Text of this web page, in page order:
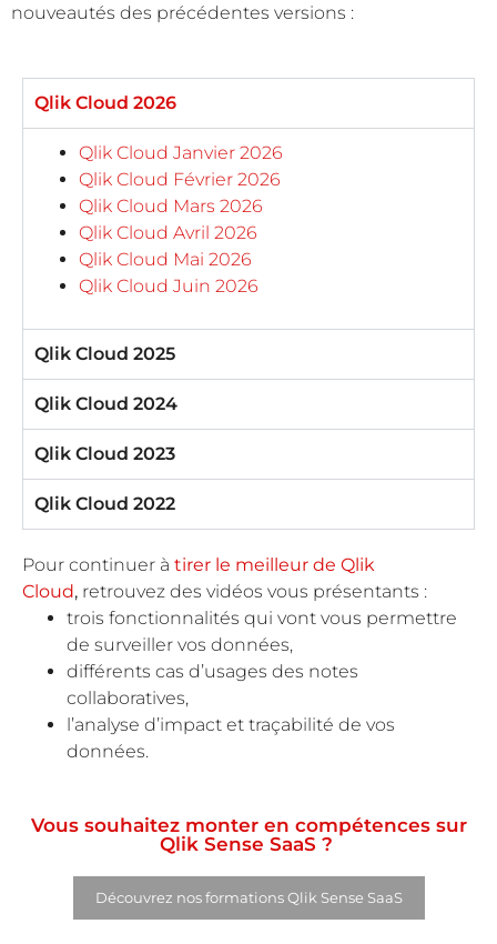
nouveautés des précédentes versions :
Qlik Cloud 2026
Qlik Cloud Janvier 2026
Qlik Cloud Février 2026
Qlik Cloud Mars 2026
Qlik Cloud Avril 2026
Qlik Cloud Mai 2026
Qlik Cloud Juin 2026
Qlik Cloud 2025
Qlik Cloud 2024
Qlik Cloud 2023
Qlik Cloud 2022
Pour continuer à tirer le meilleur de Qlik
Cloud, retrouvez des vidéos vous présentants :
trois fonctionnalités qui vont vous permettre
de surveiller vos données,
différents cas d’usages des notes
collaboratives,
l’analyse d’impact et traçabilité de vos
données.
Vous souhaitez monter en compétences sur
Qlik Sense SaaS ?
Découvrez nos formations Qlik Sense SaaS